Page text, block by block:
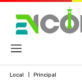
Local Principal